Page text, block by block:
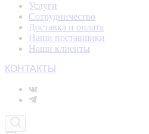
Услуги
Сотрудничество
Доставка и оплата
Наши поставщики
Наши клиенты
КОНТАКТЫ